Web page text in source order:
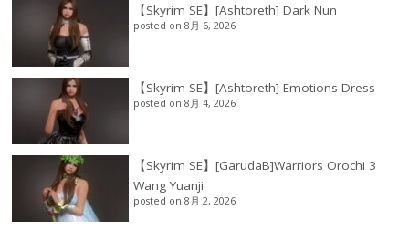
【Skyrim SE】[Ashtoreth] Dark Nun
posted on 8月 6, 2026
【Skyrim SE】[Ashtoreth] Emotions Dress
posted on 8月 4, 2026
【Skyrim SE】[GarudaB]Warriors Orochi 3
Wang Yuanji
posted on 8月 2, 2026